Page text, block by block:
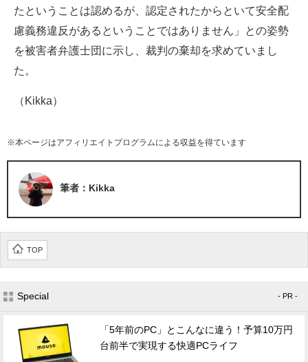
たということは認めるが、認定されたからといて安全配
慮義務違反があるということではありません」との姿勢
を被害者弁護士団に示し、裁判の棄却を求めていまし
た。
（Kikka）
※本ページはアフィリエイトプログラムによる収益を得ています
筆者：Kikka
TOP
Special - PR -
「5年前のPC」とこんなに違う！予算10万円
台前半で実現する快適PCライフ